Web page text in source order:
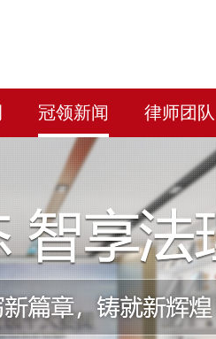
冠领新闻 律师团队